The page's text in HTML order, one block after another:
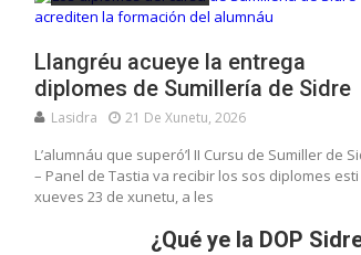
Llangréu acueye la entrega
diplomes de Sumillería de Sidre
Lasidra 21 De Xunetu, 2026
L’alumnáu que superó’l II Cursu de Sumiller de
– Panel de Tastia va recibir los sos diplomes esti
xueves 23 de xunetu, a les
¿Qué ye la DOP